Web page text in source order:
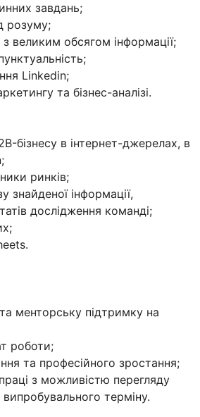
завдань;
розуму;
великим обсягом інформації;
Linkedin;
та бізнес-аналізі.
бізнесу в інтернет-джерелах, в
ринків;
знайденої інформації,
дослідження команді;
менторську підтримку на
роботи;
та професійного зростання;
з можливістю перегляду
терміну.